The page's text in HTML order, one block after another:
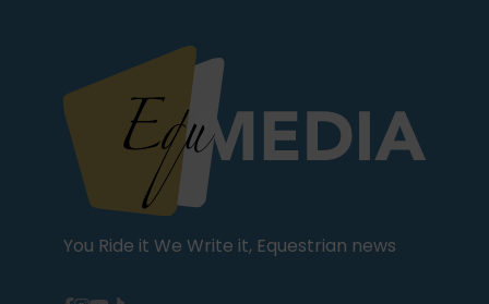
You Ride it We Write it, Equestrian news